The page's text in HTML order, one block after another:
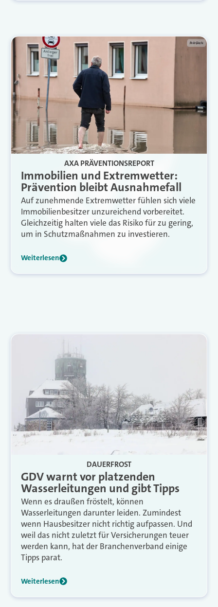
AXA PRÄVENTIONSREPORT
Immobilien und Extremwetter:
Prävention bleibt Ausnahmefall
Auf zunehmende Extremwetter fühlen sich viele
Immobilienbesitzer unzureichend vorbereitet.
Gleichzeitig halten viele das Risiko für zu gering,
um in Schutzmaßnahmen zu investieren.
Weiterlesen
DAUERFROST
GDV warnt vor platzenden
Wasserleitungen und gibt Tipps
Wenn es draußen fröstelt, können
Wasserleitungen darunter leiden. Zumindest
wenn Hausbesitzer nicht richtig aufpassen. Und
weil das nicht zuletzt für Versicherungen teuer
werden kann, hat der Branchenverband einige
Tipps parat.
Weiterlesen